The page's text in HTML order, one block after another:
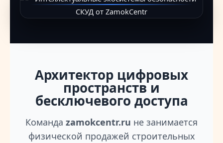
Архитектор цифровых
пространств и
бесключевого доступа
Команда zamokcentr.ru не занимается
физической продажей строительных